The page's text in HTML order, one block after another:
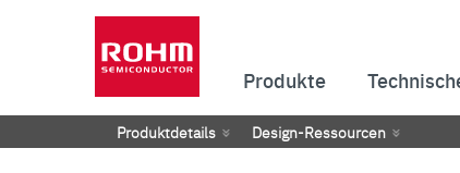
Produkte
Produktdetails Design-Ressourcen